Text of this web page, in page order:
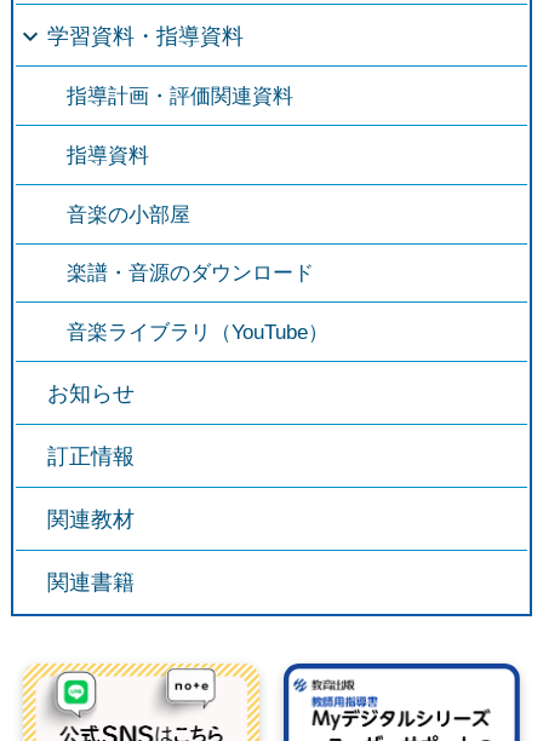
学習資料・指導資料
指導計画・評価関連資料
指導資料
音楽の小部屋
楽譜・音源のダウンロード
音楽ライブラリ（YouTube）
お知らせ
訂正情報
関連教材
関連書籍